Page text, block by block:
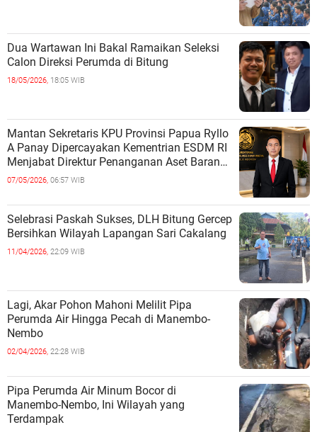
Dua Wartawan Ini Bakal Ramaikan Seleksi
Calon Direksi Perumda di Bitung
18/05/2026, 18:05 WIB
Mantan Sekretaris KPU Provinsi Papua Ryllo
A Panay Dipercayakan Kementrian ESDM RI
Menjabat Direktur Penanganan Aset Barang
Bukti
07/05/2026, 06:57 WIB
Selebrasi Paskah Sukses, DLH Bitung Gercep
Bersihkan Wilayah Lapangan Sari Cakalang
11/04/2026, 22:09 WIB
Lagi, Akar Pohon Mahoni Melilit Pipa
Perumda Air Hingga Pecah di Manembo-
Nembo
02/04/2026, 22:28 WIB
Pipa Perumda Air Minum Bocor di
Manembo-Nembo, Ini Wilayah yang
Terdampak